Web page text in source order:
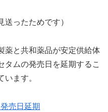
送ったためです）
薬と共和薬品が安定供給体
タムの発売日を延期するこ
ます。
売日延期